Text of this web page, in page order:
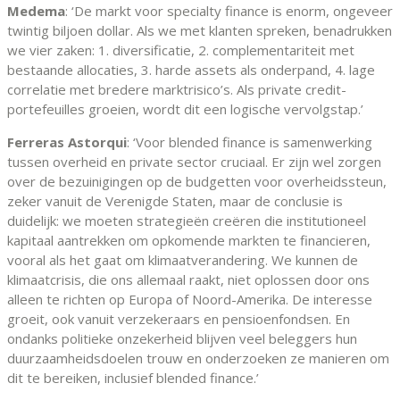
Medema: ‘De markt voor specialty finance is enorm, ongeveer
twintig biljoen dollar. Als we met klanten spreken, benadrukken
we vier zaken: 1. diversificatie, 2. complementariteit met
bestaande allocaties, 3. harde assets als onderpand, 4. lage
correlatie met bredere marktrisico’s. Als private credit-
portefeuilles groeien, wordt dit een logische vervolgstap.’
Ferreras Astorqui: ‘Voor blended finance is samenwerking
tussen overheid en private sector cruciaal. Er zijn wel zorgen
over de bezuinigingen op de budgetten voor overheidssteun,
zeker vanuit de Verenigde Staten, maar de conclusie is
duidelijk: we moeten strategieën creëren die institutioneel
kapitaal aantrekken om opkomende markten te financieren,
vooral als het gaat om klimaatverandering. We kunnen de
klimaatcrisis, die ons allemaal raakt, niet oplossen door ons
alleen te richten op Europa of Noord-Amerika. De interesse
groeit, ook vanuit verzekeraars en pensioenfondsen. En
ondanks politieke onzekerheid blijven veel beleggers hun
duurzaamheidsdoelen trouw en onderzoeken ze manieren om
dit te bereiken, inclusief blended finance.’